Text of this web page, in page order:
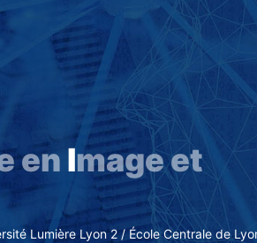
main
content
en Image et
Lumière Lyon 2 / École Centrale de